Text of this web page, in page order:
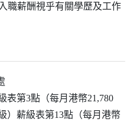
職薪酬視乎有關學歷及工作
表第3點（每月港幣21,780
）薪級表第13點（每月港幣